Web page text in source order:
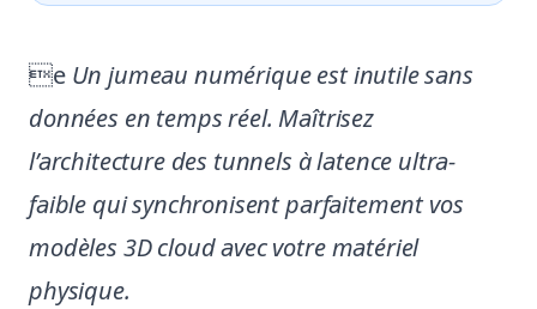
e Un jumeau numérique est inutile sans
données en temps réel. Maîtrisez
l’architecture des tunnels à latence ultra-
faible qui synchronisent parfaitement vos
modèles 3D cloud avec votre matériel
physique.